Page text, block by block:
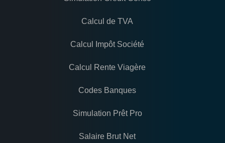
Calcul de TVA
Calcul Impôt Société
Calcul Rente Viagère
Codes Banques
Simulation Prêt Pro
Salaire Brut Net